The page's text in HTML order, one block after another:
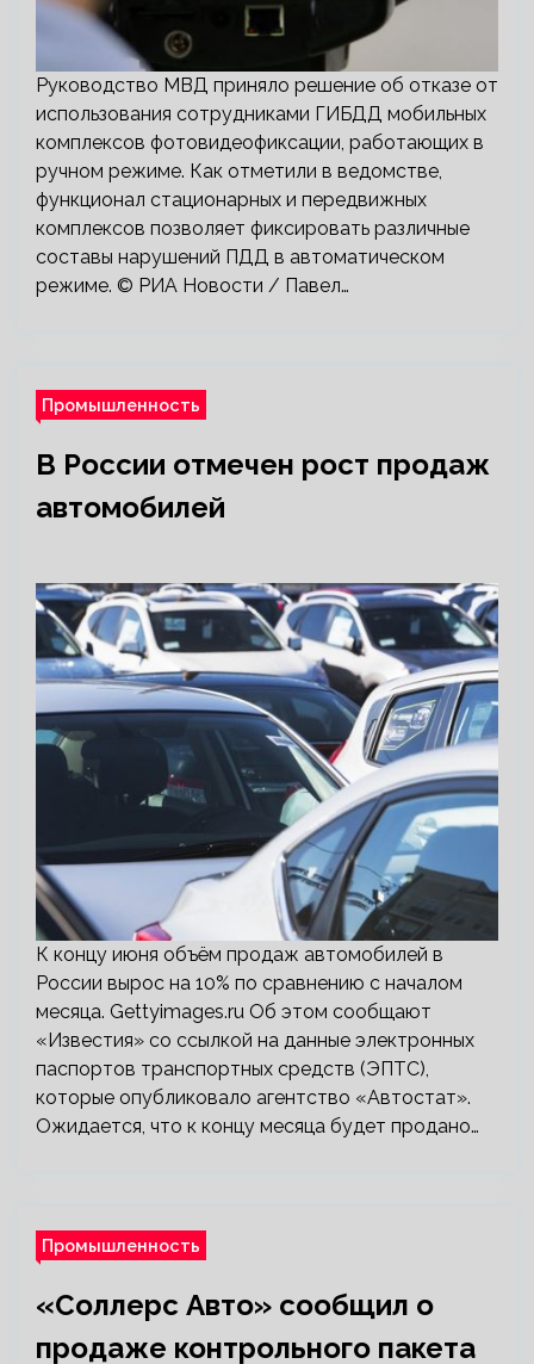
Руководство МВД приняло решение об отказе от
использования сотрудниками ГИБДД мобильных
комплексов фотовидеофиксации, работающих в
ручном режиме. Как отметили в ведомстве,
функционал стационарных и передвижных
комплексов позволяет фиксировать различные
составы нарушений ПДД в автоматическом
режиме. © РИА Новости / Павел…
Промышленность
В России отмечен рост продаж
автомобилей
К концу июня объём продаж автомобилей в
России вырос на 10% по сравнению с началом
месяца. Gettyimages.ru Об этом сообщают
«Известия» со ссылкой на данные электронных
паспортов транспортных средств (ЭПТС),
которые опубликовало агентство «Автостат».
Ожидается, что к концу месяца будет продано…
Промышленность
«Соллерс Авто» сообщил о
продаже контрольного пакета